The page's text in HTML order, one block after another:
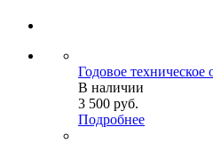
Годовое
В наличии
3 500 руб.
Подробнее